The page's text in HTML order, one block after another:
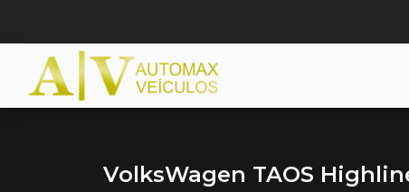
VolksWagen TAOS